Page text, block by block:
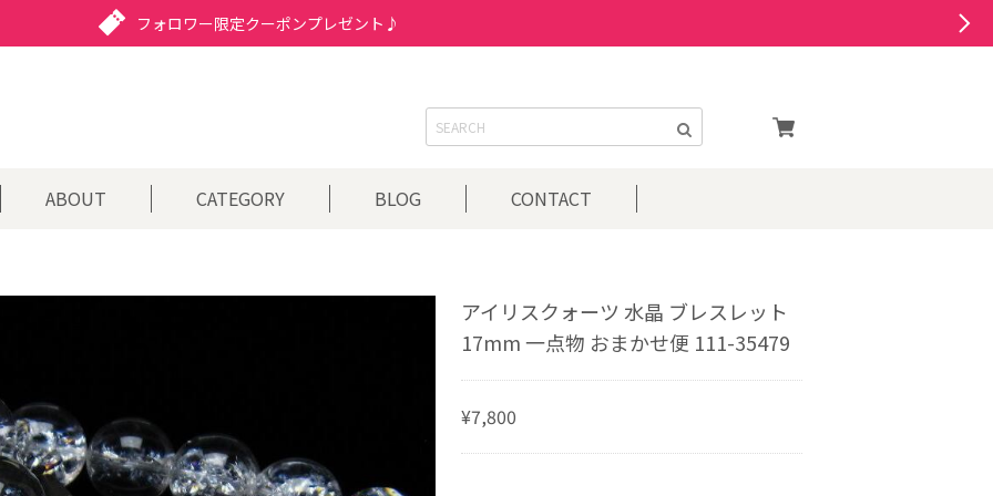
フォロワー限定クーポンプレゼント♪
ABOUT CATEGORY BLOG CONTACT
アイリスクォーツ 水晶 ブレスレット
17mm 一点物 おまかせ便 111-35479
¥7,800